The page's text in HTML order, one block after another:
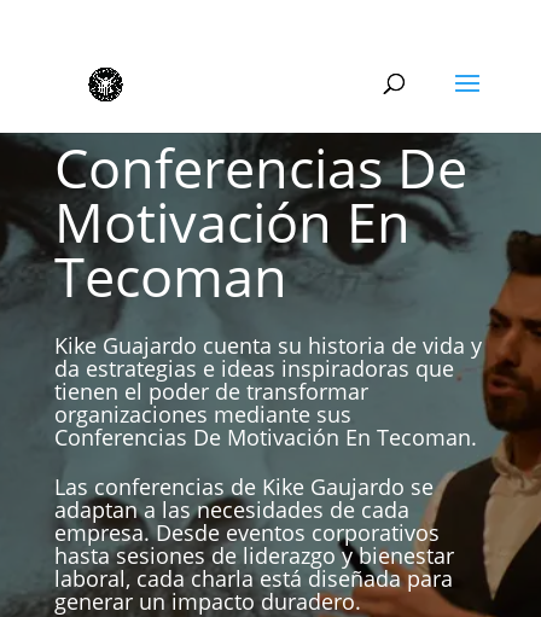
Conferencias De
Motivación En
Tecoman
Kike Guajardo cuenta su historia de vida y
da estrategias e ideas inspiradoras que
tienen el poder de transformar
organizaciones mediante sus
Conferencias De Motivación En Tecoman.
Las conferencias de Kike Gaujardo se
adaptan a las necesidades de cada
empresa. Desde eventos corporativos
hasta sesiones de liderazgo y bienestar
laboral, cada charla está diseñada para
generar un impacto duradero.